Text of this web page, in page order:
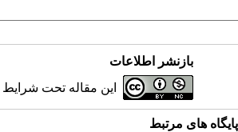
بازنشر اطلاعات
این مقاله تحت شرایط
پایگاه های مرتبط